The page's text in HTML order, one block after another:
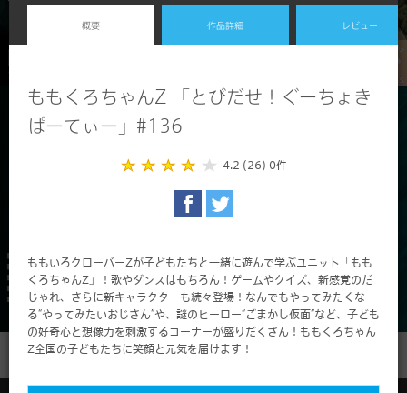
概要 作品詳細 レビュー
ももくろちゃんZ 「とびだせ！ぐーちょき
ぱーてぃー」#136
4.2 (26) 0件
ももいろクローバーZが子どもたちと一緒に遊んで学ぶユニット「もも
くろちゃんZ」！歌やダンスはもちろん！ゲームやクイズ、新感覚のだ
じゃれ、さらに新キャラクターも続々登場！なんでもやってみたくな
る“やってみたいおじさん”や、謎のヒーロー“ごまかし仮面”など、子ども
の好奇心と想像力を刺激するコーナーが盛りだくさん！ももくろちゃん
Z全国の子どもたちに笑顔と元気を届けます！